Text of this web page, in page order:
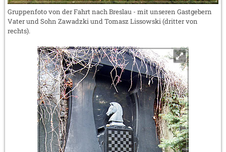
Gruppenfoto von der Fahrt nach Breslau - mit unseren Gastgebern
Vater und Sohn Zawadzki und Tomasz Lissowski (dritter von
rechts).